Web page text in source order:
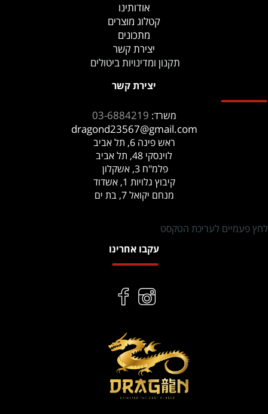
אודותינו
קטלוג מוצרים
מתכונים
יצירת קשר
תקנון ומדינויות ביטולים
יצירת קשר
משרד: 03-6884219
dragond23567@gmail.com
ראש פינה 6, תל אביב
לוינסקי 48, תל אביב
פלמ"ח 3, אשקלון
קיבוץ גלויות 1, אשדוד
מנחם יקואל 7, בת ים
לחץ פעמיים לעריכת הטקסט
עקבו אחרינו